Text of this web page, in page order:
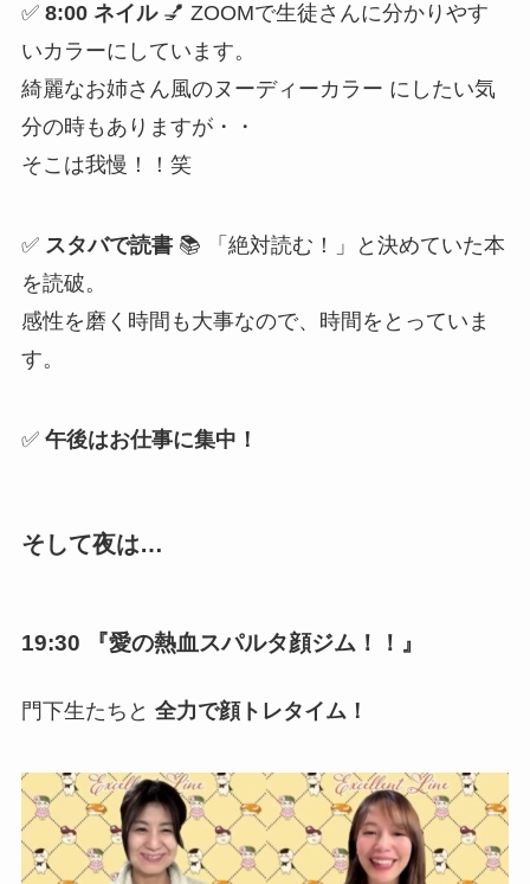
✅ 8:00 ネイル💅 ZOOMで生徒さんに分かりやす
いカラーにしています。
綺麗なお姉さん風のヌーディーカラー にしたい気
分の時もありますが・・
そこは我慢！！笑
✅ スタバで読書📚 「絶対読む！」と決めていた本
を読破。
感性を磨く時間も大事なので、時間をとっていま
す。
✅ 午後はお仕事に集中！
そして夜は…
19:30 『愛の熱血スパルタ顔ジム！！』
門下生たちと 全力で顔トレタイム！